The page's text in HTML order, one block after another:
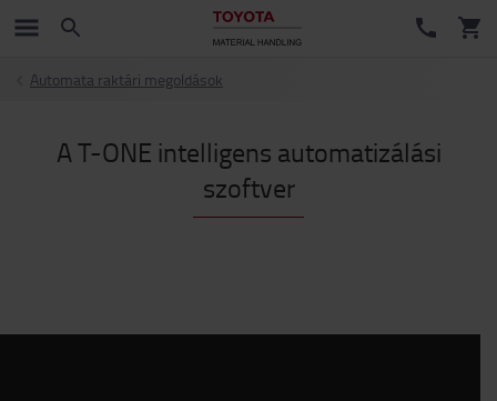
Automata raktári megoldások
A T-ONE intelligens automatizálási
szoftver